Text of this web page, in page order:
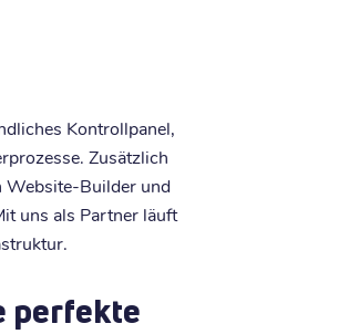
Kontrollpanel,
Zusätzlich
Website-Builder und
uns als Partner läuft
perfekte